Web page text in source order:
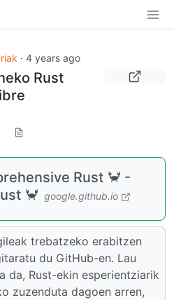
· 4 years ago
Rust
Rust 🦀 -
🦀 google.github.io
trebatzeko erabitzen
du GitHub-en. Lau
da, Rust-ekin esperientziarik
zuzenduta dagoen arren,